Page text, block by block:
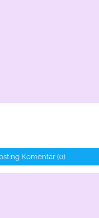
Komentar (0)